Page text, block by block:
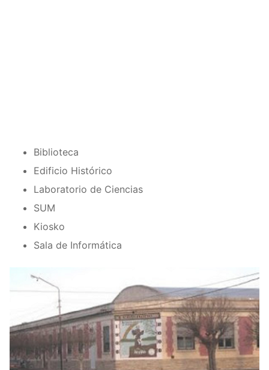
Biblioteca
Edificio Histórico
Laboratorio de Ciencias
SUM
Kiosko
Sala de Informática